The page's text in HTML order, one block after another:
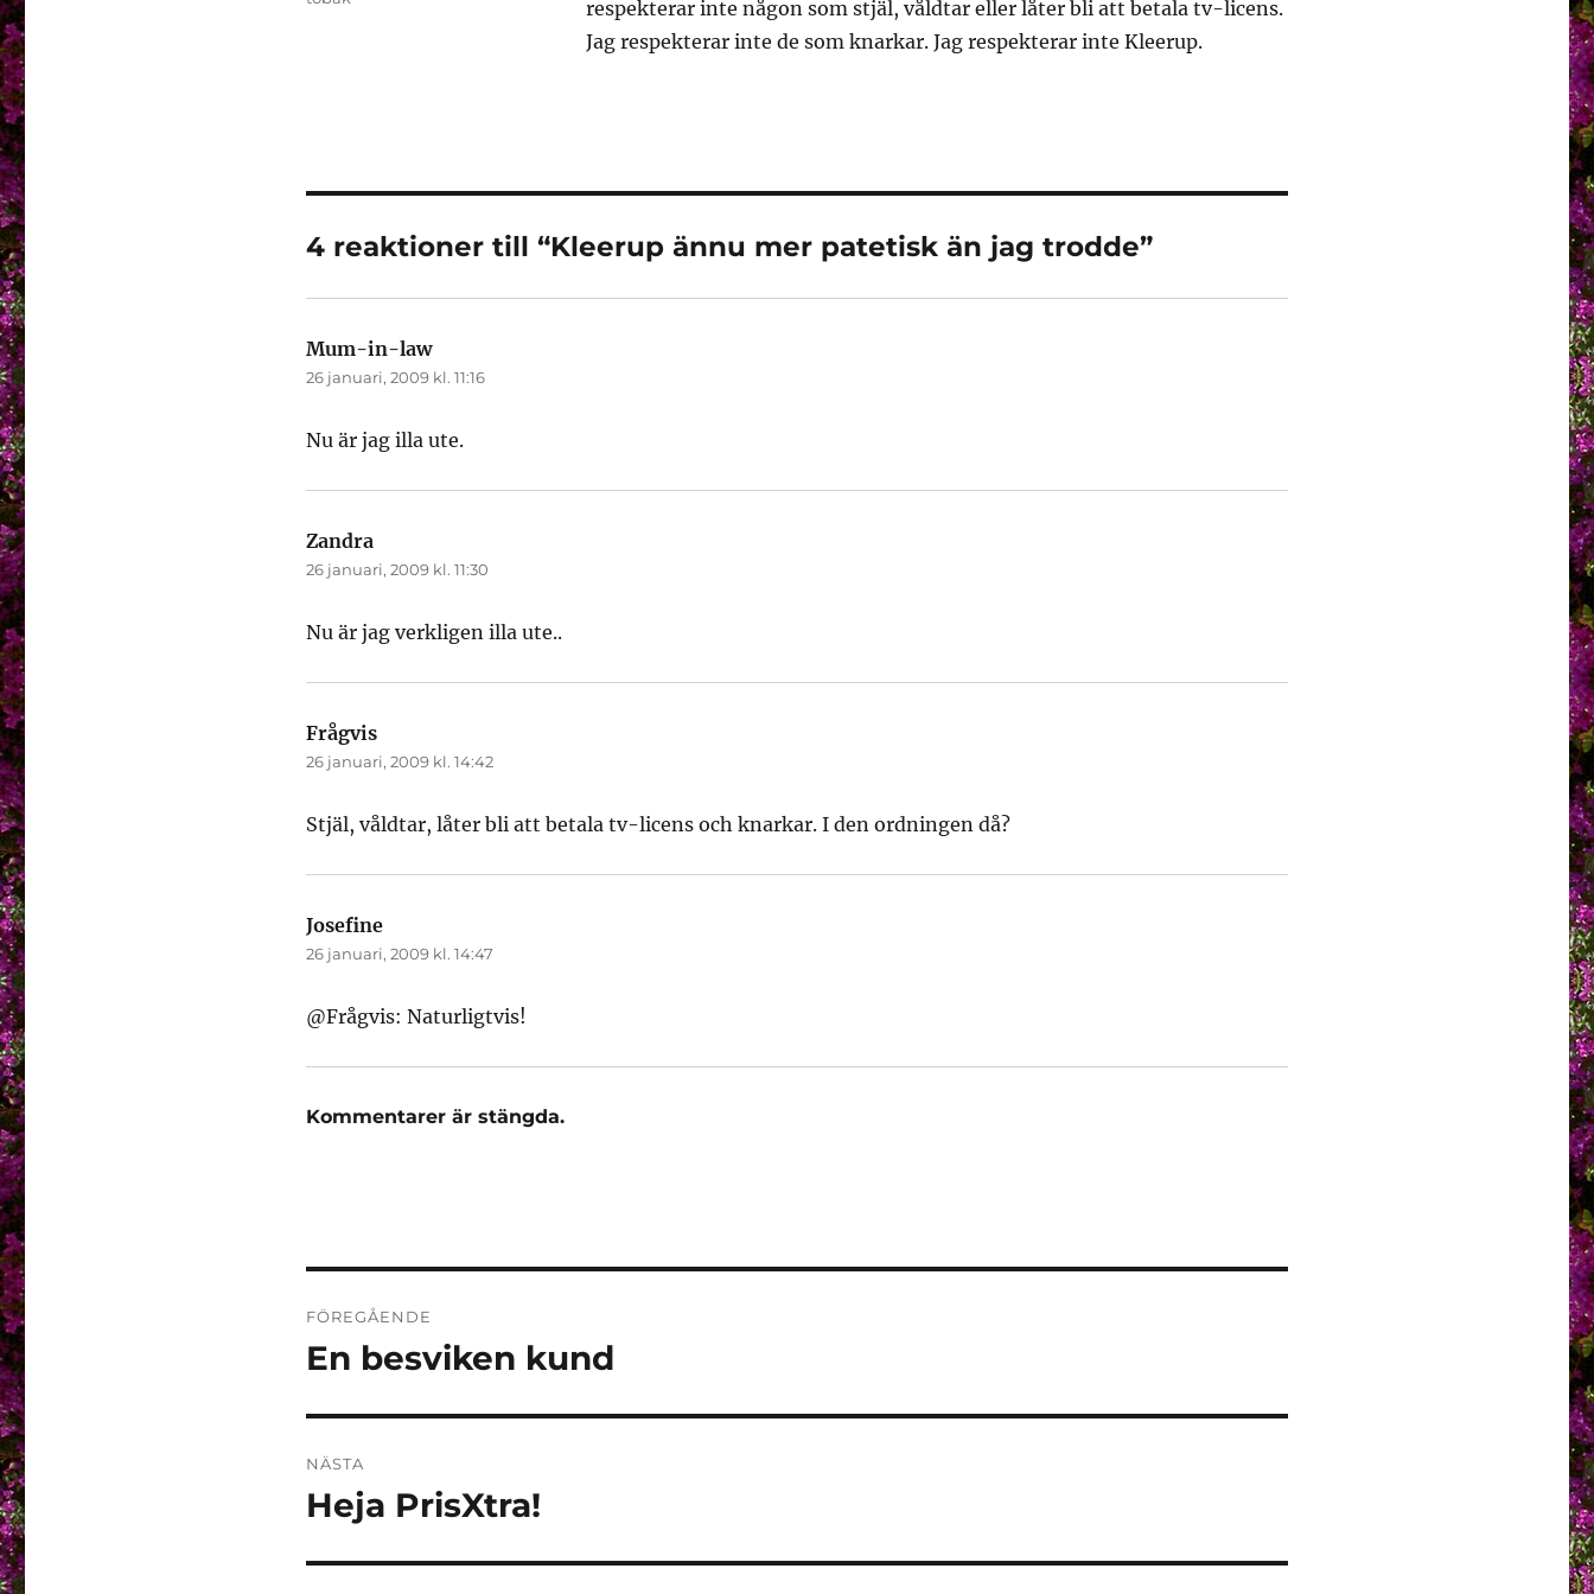
respekterar inte någon som stjäl, våldtar eller låter bli att betala tv-licens.
Jag respekterar inte de som knarkar. Jag respekterar inte Kleerup.
4 reaktioner till “Kleerup ännu mer patetisk än jag trodde”
Mum-in-lawskriver:
26 januari, 2009 kl. 11:16
Nu är jag illa ute.
Zandraskriver:
26 januari, 2009 kl. 11:30
Nu är jag verkligen illa ute..
Frågvisskriver:
26 januari, 2009 kl. 14:42
Stjäl, våldtar, låter bli att betala tv-licens och knarkar. I den ordningen då?
Josefineskriver:
26 januari, 2009 kl. 14:47
@Frågvis: Naturligtvis!
Kommentarer är stängda.
FÖREGÅENDE
Föregående
En besviken kund
NÄSTA
Nästa
Heja PrisXtra!